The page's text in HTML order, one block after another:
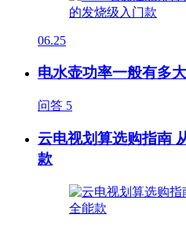
06.25
电水壶功率一般有多
问答 5
云电视划算选购指南
款